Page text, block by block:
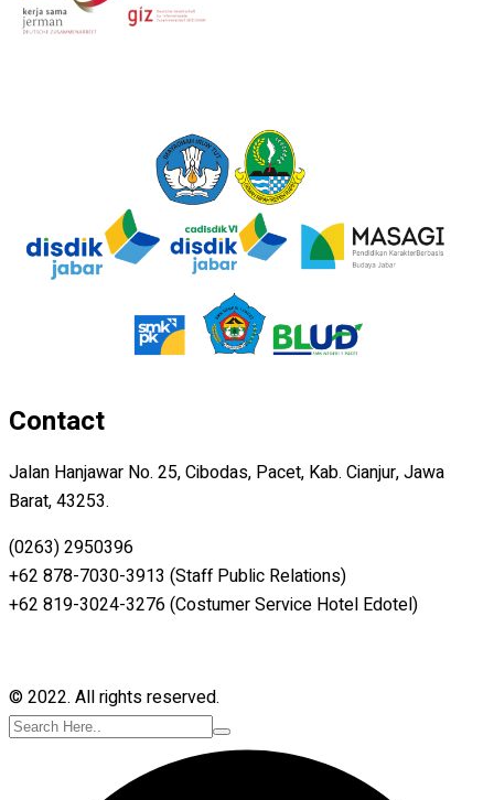
Contact
Jalan Hanjawar No. 25, Cibodas, Pacet, Kab. Cianjur, Jawa
Barat, 43253.
(0263) 2950396
+62 878-7030-3913 (Staff Public Relations)
+62 819-3024-3276 (Costumer Service Hotel Edotel)
© 2022. All rights reserved.